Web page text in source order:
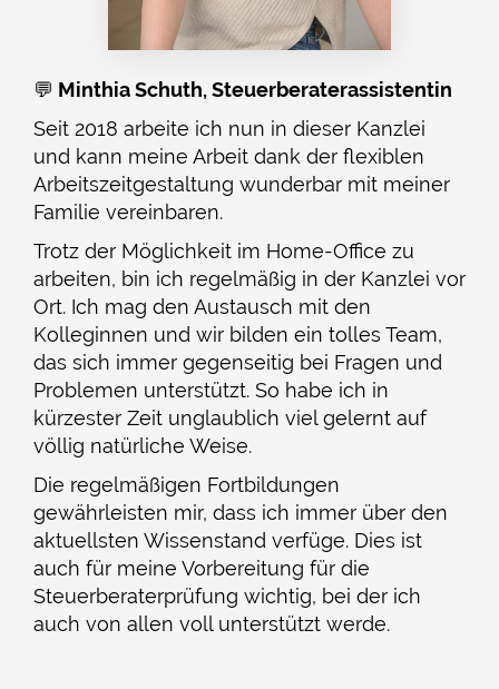
💬 Minthia Schuth, Steuerberaterassistentin
Seit 2018 arbeite ich nun in dieser Kanzlei
und kann meine Arbeit dank der flexiblen
Arbeitszeitgestaltung wunderbar mit meiner
Familie vereinbaren.
Trotz der Möglichkeit im Home-Office zu
arbeiten, bin ich regelmäßig in der Kanzlei vor
Ort. Ich mag den Austausch mit den
Kolleginnen und wir bilden ein tolles Team,
das sich immer gegenseitig bei Fragen und
Problemen unterstützt. So habe ich in
kürzester Zeit unglaublich viel gelernt auf
völlig natürliche Weise.
Die regelmäßigen Fortbildungen
gewährleisten mir, dass ich immer über den
aktuellsten Wissenstand verfüge. Dies ist
auch für meine Vorbereitung für die
Steuerberaterprüfung wichtig, bei der ich
auch von allen voll unterstützt werde.